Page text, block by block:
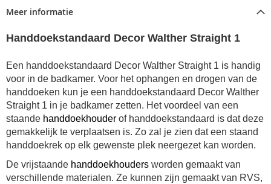
Meer informatie
Handdoekstandaard Decor Walther Straight 1
Een handdoekstandaard Decor Walther Straight 1 is handig
voor in de badkamer. Voor het ophangen en drogen van de
handdoeken kun je een handdoekstandaard Decor Walther
Straight 1 in je badkamer zetten. Het voordeel van een
staande handdoekhouder of handdoekstandaard is dat deze
gemakkelijk te verplaatsen is. Zo zal je zien dat een staand
handdoekrek op elk gewenste plek neergezet kan worden.
De vrijstaande handdoekhouders worden gemaakt van
verschillende materialen. Ze kunnen zijn gemaakt van RVS,